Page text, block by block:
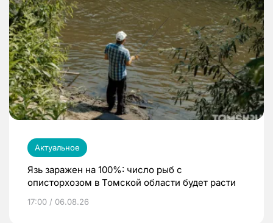
Актуальное
Язь заражен на 100%: число рыб с
описторхозом в Томской области будет расти
17:00 / 06.08.26